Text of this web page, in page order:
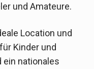
und Amateure.
Location und
Kinder und
ein nationales